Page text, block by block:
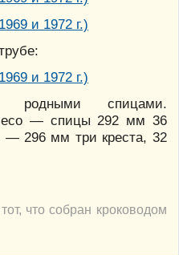
родными спицами.
— спицы 292 мм 36
— 296 мм три креста, 32
что собран кроководом